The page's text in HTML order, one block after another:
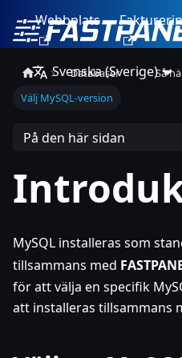
Webbplats
Svenska (Sverige)
Databaser
Så
Välj MySQL-version
På den här sidan
MySQL installeras som
tillsammans med
för att välja en specifik
att installeras tillsammans